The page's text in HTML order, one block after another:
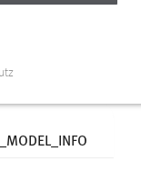
Funktion der